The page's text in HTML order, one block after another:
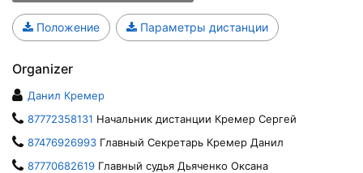
Положение Параметры дистанции
Organizer
Данил Кремер
87772358131 Начальник дистанции Кремер Сергей
87476926993 Главный Секретарь Кремер Данил
87770682619 Главный судья Дьяченко Оксана